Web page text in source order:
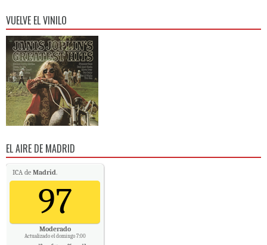
VUELVE EL VINILO
EL AIRE DE MADRID
ICA de Madrid.
97
Moderado
Actualizado el domingo 7:00